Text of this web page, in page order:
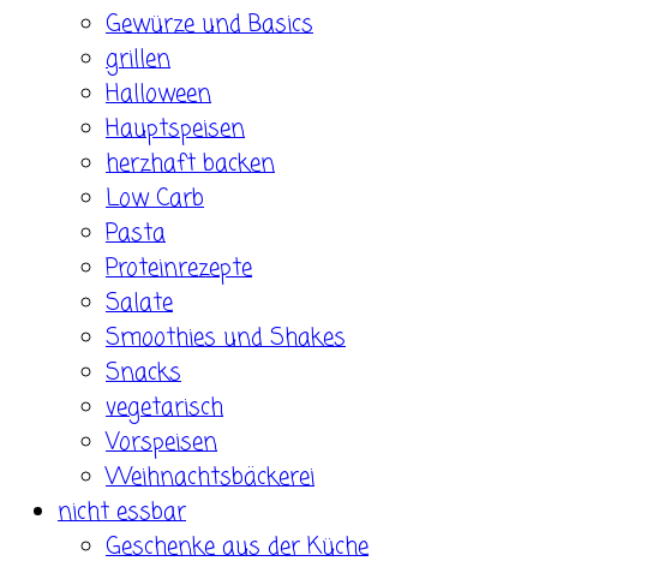
Gewürze und Basics
grillen
Halloween
Hauptspeisen
herzhaft backen
Low Carb
Pasta
Proteinrezepte
Salate
Smoothies und Shakes
Snacks
vegetarisch
Vorspeisen
Weihnachtsbäckerei
nicht essbar
Geschenke aus der Küche